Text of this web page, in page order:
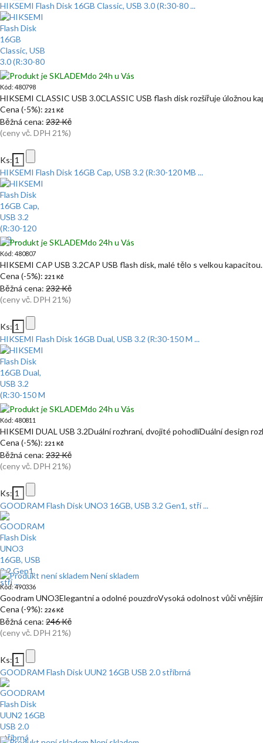
HIKSEMI Flash Disk 16GB Classic, USB 3.0 (R:30-80 ...
do 24h u Vás
Kód: 480798
HIKSEMI CLASSIC USB 3.0CLASSIC USB flash disk rozšiřuje úložnou
Cena (-5%): 221 Kč
Běžná cena: 232 Kč
(ceny vč. DPH 21%)
Ks:
HIKSEMI Flash Disk 16GB Cap, USB 3.2 (R:30-120 MB ...
do 24h u Vás
Kód: 480807
HIKSEMI CAP USB 3.2CAP USB flash disk, malé tělo s velkou
Cena (-5%): 221 Kč
Běžná cena: 232 Kč
(ceny vč. DPH 21%)
Ks:
HIKSEMI Flash Disk 16GB Dual, USB 3.2 (R:30-150 M ...
do 24h u Vás
Kód: 480811
HIKSEMI DUAL USB 3.2Duální rozhraní, dvojité pohodlíDuální design
Cena (-5%): 221 Kč
Běžná cena: 232 Kč
(ceny vč. DPH 21%)
Ks:
GOODRAM Flash Disk UNO3 16GB, USB 3.2 Gen1, stří ...
Není skladem
Kód: 490336
Goodram UNO3Elegantní a odolné pouzdroVysoká odolnost vůči
Cena (-9%): 226 Kč
Běžná cena: 246 Kč
(ceny vč. DPH 21%)
Ks:
GOODRAM Flash Disk UUN2 16GB USB 2.0 stříbrná